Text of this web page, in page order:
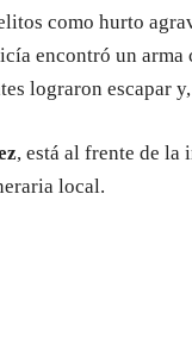
como hurto
encontró un
lograron escapar
, está al frente de la
local.